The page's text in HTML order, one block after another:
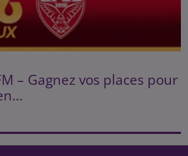
– Gagnez vos places pour